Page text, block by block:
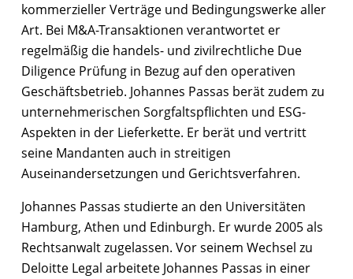
kommerzieller Verträge und Bedingungswerke aller
Art. Bei M&A-Transaktionen verantwortet er
regelmäßig die handels- und zivilrechtliche Due
Diligence Prüfung in Bezug auf den operativen
Geschäftsbetrieb. Johannes Passas berät zudem zu
unternehmerischen Sorgfaltspflichten und ESG-
Aspekten in der Lieferkette. Er berät und vertritt
seine Mandanten auch in streitigen
Auseinandersetzungen und Gerichtsverfahren.
Johannes Passas studierte an den Universitäten
Hamburg, Athen und Edinburgh. Er wurde 2005 als
Rechtsanwalt zugelassen. Vor seinem Wechsel zu
Deloitte Legal arbeitete Johannes Passas in einer